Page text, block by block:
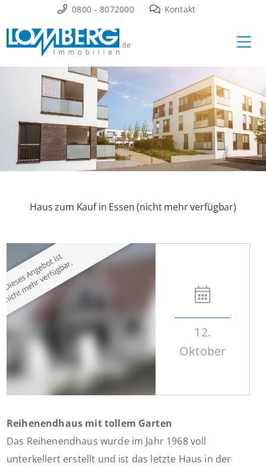
Inhalt
springen
0800 - 8072000 Kontakt
Haus zum Kauf in Essen (nicht mehr verfügbar)
12.
Oktober
Reihenendhaus mit tollem Garten
Das Reihenendhaus wurde im Jahr 1968 voll
unterkellert erstellt und ist das letzte Haus in der